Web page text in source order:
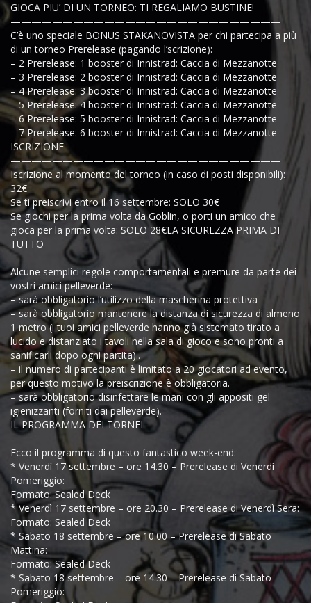
GIOCA PIU’ DI UN TORNEO: TI REGALIAMO BUSTINE!
——————————————————————————
C’è uno speciale BONUS STAKANOVISTA per chi partecipa a più
di un torneo Prerelease (pagando l’scrizione):
– 2 Prerelease: 1 booster di Innistrad: Caccia di Mezzanotte
– 3 Prerelease: 2 booster di Innistrad: Caccia di Mezzanotte
– 4 Prerelease: 3 booster di Innistrad: Caccia di Mezzanotte
– 5 Prerelease: 4 booster di Innistrad: Caccia di Mezzanotte
– 6 Prerelease: 5 booster di Innistrad: Caccia di Mezzanotte
– 7 Prerelease: 6 booster di Innistrad: Caccia di Mezzanotte
ISCRIZIONE
——————————————————————————
Iscrizione al momento del torneo (in caso di posti disponibili):
32€
Se ti preiscrivi entro il 16 settembre: SOLO 30€
Se giochi per la prima volta da Goblin, o porti un amico che
gioca per la prima volta: SOLO 28€LA SICUREZZA PRIMA DI
TUTTO
—————————————————————-
Alcune semplici regole comportamentali e premure da parte dei
vostri amici pelleverde:
– sarà obbligatorio l’utilizzo della mascherina protettiva
– sarà obbligatorio mantenere la distanza di sicurezza di almeno
1 metro (i tuoi amici pelleverde hanno già sistemato tirato a
lucido e distanziato i tavoli nella sala di gioco e sono pronti a
sanificarli dopo ogni partita)..
– il numero di partecipanti è limitato a 20 giocatori ad evento,
per questo motivo la preiscrizione è obbligatoria.
– sarà obbligatorio disinfettare le mani con gli appositi gel
igienizzanti (forniti dai pelleverde).
IL PROGRAMMA DEI TORNEI
——————————————————————————
Ecco il programma di questo fantastico week-end:
* Venerdì 17 settembre – ore 14.30 – Prerelease di Venerdì
Pomeriggio:
Formato: Sealed Deck
* Venerdì 17 settembre – ore 20.30 – Prerelease di Venerdì Sera:
Formato: Sealed Deck
* Sabato 18 settembre – ore 10.00 – Prerelease di Sabato
Mattina:
Formato: Sealed Deck
* Sabato 18 settembre – ore 14.30 – Prerelease di Sabato
Pomeriggio: